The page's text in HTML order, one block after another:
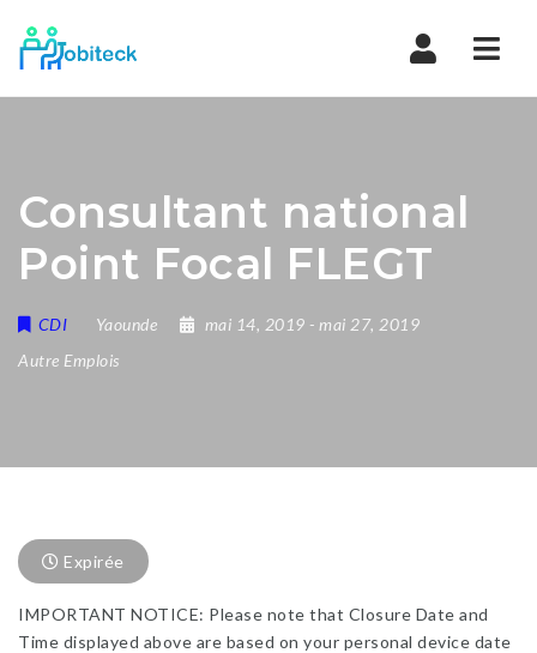
Consultant national
Point Focal FLEGT
CDI Yaounde mai 14, 2019 - mai 27, 2019
Autre Emplois
Expirée
IMPORTANT NOTICE: Please note that Closure Date and
Time displayed above are based on your personal device date